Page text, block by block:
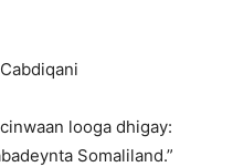
looga dhigay:
Somaliland.”